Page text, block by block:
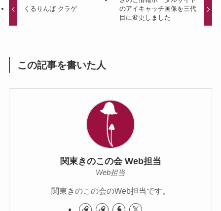
くるりんぱ クラゲ
のアイキャッチ画像を三代
目に変更しました
この記事を書いた人
関東きのこの会 Web担当
Web担当
関東きのこの会のWeb担当です。